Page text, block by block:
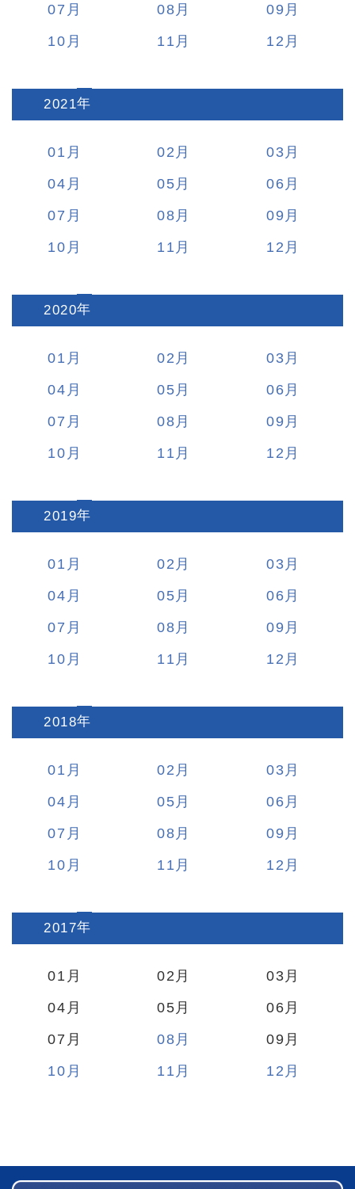
07
08
09
10
11 12
2021:
01 02
03
04
05
06
07
08
09
10
11 12
2020:
01 02
03
04
05
06
07
08
09
10
11 12
2019:
01 02
03
04
05
06
07
08
09
10
11 12
2018:
01 02
03
04
05
06
07
08
09
10
11 12
2017:
01 02
03
04
05
06
07
08
09
10
11 12